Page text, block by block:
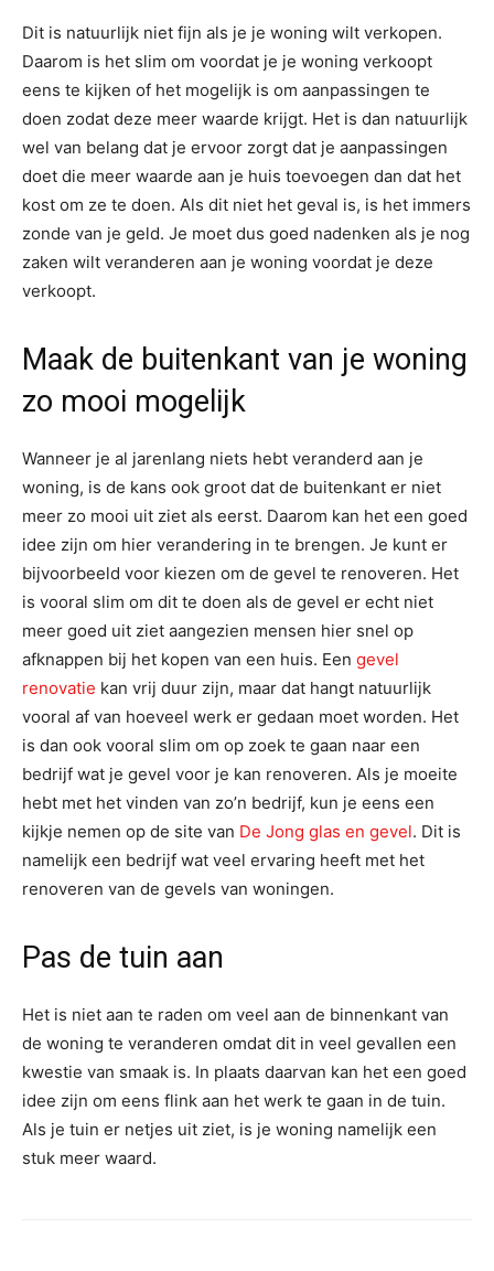
Dit is natuurlijk niet fijn als je je woning wilt verkopen.
Daarom is het slim om voordat je je woning verkoopt
eens te kijken of het mogelijk is om aanpassingen te
doen zodat deze meer waarde krijgt. Het is dan natuurlijk
wel van belang dat je ervoor zorgt dat je aanpassingen
doet die meer waarde aan je huis toevoegen dan dat het
kost om ze te doen. Als dit niet het geval is, is het immers
zonde van je geld. Je moet dus goed nadenken als je nog
zaken wilt veranderen aan je woning voordat je deze
verkoopt.
Maak de buitenkant van je woning
zo mooi mogelijk
Wanneer je al jarenlang niets hebt veranderd aan je
woning, is de kans ook groot dat de buitenkant er niet
meer zo mooi uit ziet als eerst. Daarom kan het een goed
idee zijn om hier verandering in te brengen. Je kunt er
bijvoorbeeld voor kiezen om de gevel te renoveren. Het
is vooral slim om dit te doen als de gevel er echt niet
meer goed uit ziet aangezien mensen hier snel op
afknappen bij het kopen van een huis. Een gevel
renovatie kan vrij duur zijn, maar dat hangt natuurlijk
vooral af van hoeveel werk er gedaan moet worden. Het
is dan ook vooral slim om op zoek te gaan naar een
bedrijf wat je gevel voor je kan renoveren. Als je moeite
hebt met het vinden van zo’n bedrijf, kun je eens een
kijkje nemen op de site van De Jong glas en gevel. Dit is
namelijk een bedrijf wat veel ervaring heeft met het
renoveren van de gevels van woningen.
Pas de tuin aan
Het is niet aan te raden om veel aan de binnenkant van
de woning te veranderen omdat dit in veel gevallen een
kwestie van smaak is. In plaats daarvan kan het een goed
idee zijn om eens flink aan het werk te gaan in de tuin.
Als je tuin er netjes uit ziet, is je woning namelijk een
stuk meer waard.